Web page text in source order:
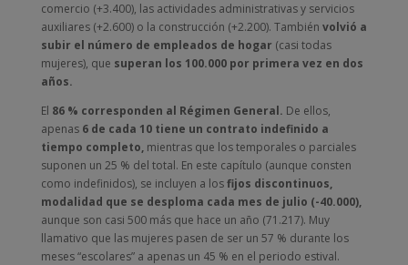
comercio (+3.400), las actividades administrativas y servicios
auxiliares (+2.600) o la construcción (+2.200). También volvió a
subir el número de empleados de hogar (casi todas
mujeres), que superan los 100.000 por primera vez en dos
años.
El 86 % corresponden al Régimen General. De ellos,
apenas 6 de cada 10 tiene un contrato indefinido a
tiempo completo,mientras que los temporales o parciales
suponen un 25 % del total. En este capítulo (aunque consten
como indefinidos), se incluyen a losfijos discontinuos,
modalidad que se desploma cada mes de julio (-40.000),
aunque son casi 500 más que hace un año (71.217). Muy
llamativo que las mujeres pasen de ser un 57 % durante los
meses “escolares” a apenas un 45 % en el periodo estival.